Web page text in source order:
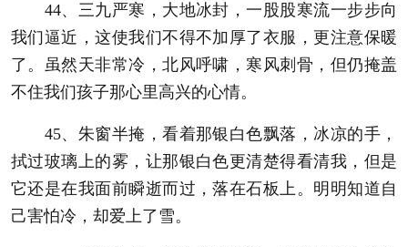
44、三九严寒，大地冰封，一股股寒流一步步向
我们逼近，这使我们不得不加厚了衣服，更注意保暖
了。虽然天非常冷，北风呼啸，寒风刺骨，但仍掩盖
不住我们孩子那心里高兴的心情。
45、朱窗半掩，看着那银白色飘落，冰凉的手，
拭过玻璃上的雾，让那银白色更清楚得看清我，但是
它还是在我面前瞬逝而过，落在石板上。明明知道自
己害怕冷，却爱上了雪。